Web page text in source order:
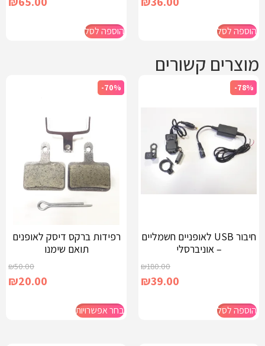
הוספה לסל הוספה לסל
מוצרים קשורים
-78%
חיבור USB לאופניים חשמליים
– אוניברסלי
₪180.00
₪39.00
הוספה לסל
-70%
רפידות ברקס דיסק לאופנים
תואם שימנו
₪50.00
₪20.00
בחר אפשרויות